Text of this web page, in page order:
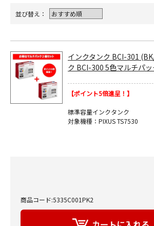
並び替え：
インクタンク BCI-301
ク BCI-300 5色マルチパ
【ポイント5倍進呈！】
標準容量インクタンク
対象機種：PIXUS TS7530
商品コード:5335C001PK2